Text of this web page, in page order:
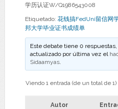
学历认证W/Q1986543008
Etiquetado: 花钱搞FedUni留信网
邦大学毕业证书成绩单
Este debate tiene 0
actualizado por última vez el
Sidaamyas.
Viendo 1 entrada (de un total de 1)
Autor